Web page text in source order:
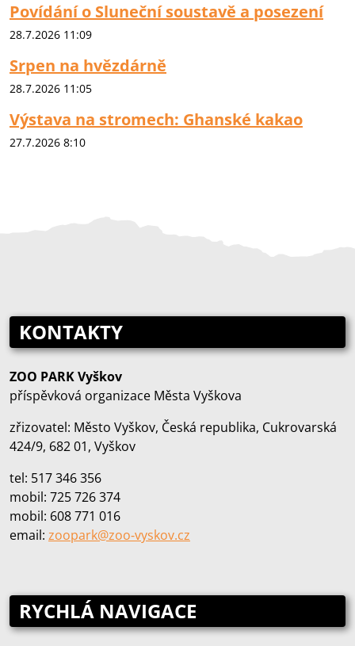
Povídání o Sluneční soustavě a posezení
28.7.2026 11:09
Srpen na hvězdárně
28.7.2026 11:05
Výstava na stromech: Ghanské kakao
27.7.2026 8:10
KONTAKTY
ZOO PARK Vyškov
příspěvková organizace Města Vyškova
zřizovatel: Město Vyškov, Česká republika, Cukrovarská
424/9, 682 01, Vyškov
tel: 517 346 356
mobil: 725 726 374
mobil: 608 771 016
email: zoopark@zoo‑vyskov.cz
RYCHLÁ NAVIGACE